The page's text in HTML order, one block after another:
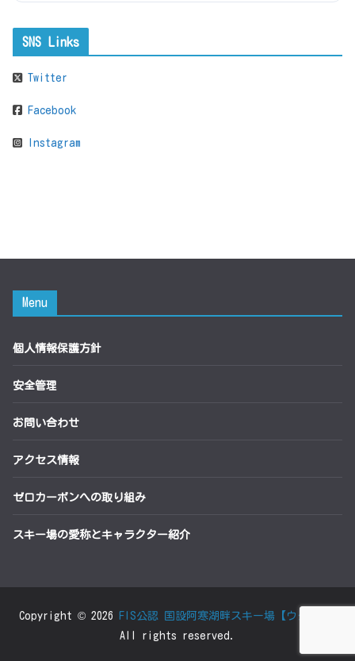
SNS Links
Twitter
Facebook
Instagram
Menu
個人情報保護方針
安全管理
お問い合わせ
アクセス情報
ゼロカーボンへの取り組み
スキー場の愛称とキャラクター紹介
Copyright © 2026 FIS公認 国設阿寒湖畔スキー場【ウタラ】
All rights reserved.